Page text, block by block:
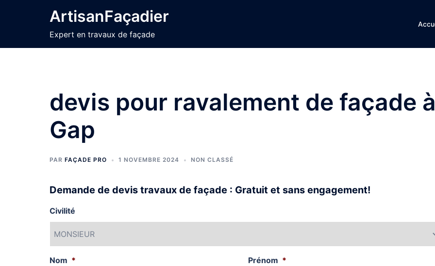
ArtisanFaçadier
Expert en travaux de façade
devis pour ravalement de façade à
Gap
PAR FAÇADE PRO 1 NOVEMBRE 2024 NON CLASSÉ
Demande de devis travaux de façade : Gratuit et sans engagement!
Civilité
Nom * Prénom *